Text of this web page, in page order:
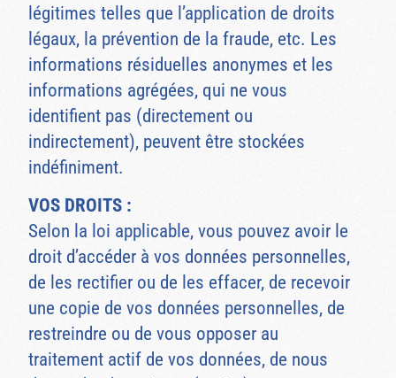
légitimes telles que l’application de droits
légaux, la prévention de la fraude, etc. Les
informations résiduelles anonymes et les
informations agrégées, qui ne vous
identifient pas (directement ou
indirectement), peuvent être stockées
indéfiniment.
VOS DROITS :
Selon la loi applicable, vous pouvez avoir le
droit d’accéder à vos données personnelles,
de les rectifier ou de les effacer, de recevoir
une copie de vos données personnelles, de
restreindre ou de vous opposer au
traitement actif de vos données, de nous